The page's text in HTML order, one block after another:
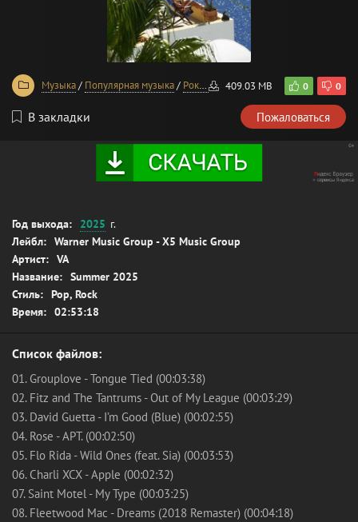
Музыка/ Популярная музыка/ Рок-музыка 409.03 MB 0 0
В закладки Пожаловаться
Год выхода: 2025 г.
Лейбл: Warner Music Group - X5 Music Group
Артист: VA
Название: Summer 2025
Стиль: Pop, Rock
Время: 02:53:18
Список файлов:
01. Grouplove - Tongue Tied (00:03:38)
02. Fitz and The Tantrums - Out of My League (00:03:29)
03. David Guetta - I’m Good (Blue) (00:02:55)
04. Rose - APT. (00:02:50)
05. Flo Rida - Wild Ones (feat. Sia) (00:03:53)
06. Charli XCX - Apple (00:02:32)
07. Saint Motel - My Type (00:03:25)
08. Fleetwood Mac - Dreams (2018 Remaster) (00:04:18)